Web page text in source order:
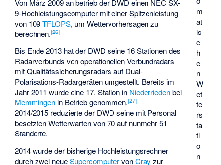
m
at
is
c
h
e
n
W
et
te
rs
ta
ti
o
n
Von März 2009 an betrieb der DWD einen NEC SX-
9-Hochleistungscomputer mit einer Spitzenleistung
von 109TFLOPS, um Wettervorhersagen zu
berechnen.[26]
Bis Ende 2013 hat der DWD seine 16 Stationen des
Radarverbunds von operationellen Verbundradars
mit Qualitätssicherungsradars auf Dual-
Polarisations-Radargeräten umgestellt. Bereits im
Jahr 2011 wurde eine 17. Station in Niederriedenbei
Memmingen in Betrieb genommen.[27]
2014/2015 reduzierte der DWD seine mit Personal
besetzten Wetterwarten von 70 auf nunmehr 51
Standorte.
2014 wurde der bisherige Hochleistungsrechner
durch zwei neueSupercomputervonCray zur